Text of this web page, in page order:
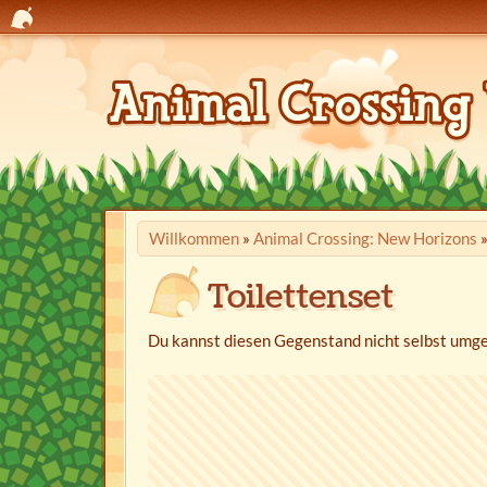
Willkommen» Animal Crossing: New Horizons
Toilettenset
Du kannst diesen Gegenstand nicht selbst